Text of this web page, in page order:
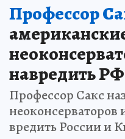
Профессор
навредить
Профессор Сакс
вредить России и